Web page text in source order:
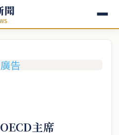
聞
主席